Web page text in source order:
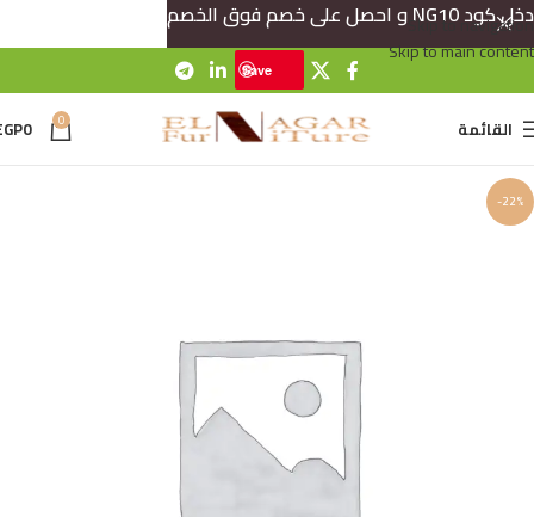
Skip to navigation
Skip to main content
Save
القائمة 0
0
-22%
دخل كود NG10 و احصل على خصم فوق الخصم